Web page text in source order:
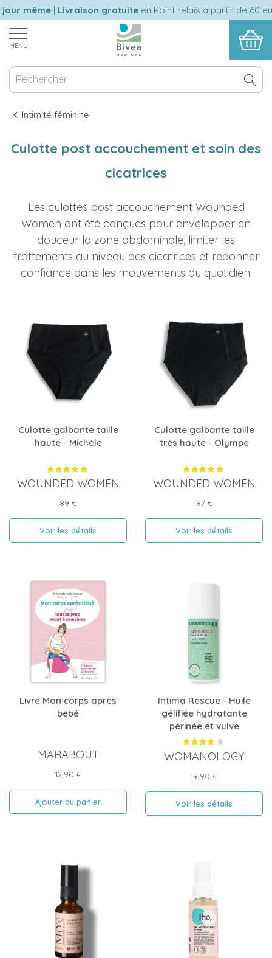
|Livraison gratuiteen Point relais à partir de 60 euros
MENU
Intimité féminine
Culotte post accouchement et soin des
cicatrices
Les culottes post accouchement Wounded
Women ont été conçues pour envelopper en
douceur la zone abdominale, limiter les
frottements au niveau des cicatrices et redonner
confiance dans les mouvements du quotidien.
Culotte galbante taille
haute - Michèle
WOUNDED WOMEN
Prix
89 €
Voir les détails
Culotte galbante taille
très haute - Olympe
WOUNDED WOMEN
Prix
97 €
Voir les détails
Livre Mon corps après
bébé
MARABOUT
Prix
12,90 €
Ajouter au panier
Intima Rescue - Huile
gélifiée hydratante
périnée et vulve
WOMANOLOGY
Prix
19,90 €
Voir les détails